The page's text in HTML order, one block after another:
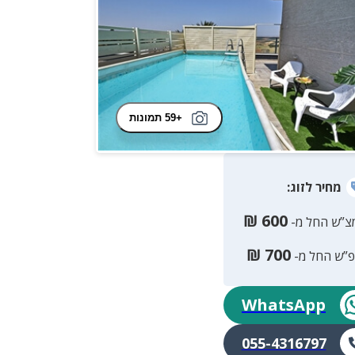
+59 תמונות
מחירלזוג:
החל מ- 600
₪
החל מ- 700
₪
WhatsApp
055-4316797